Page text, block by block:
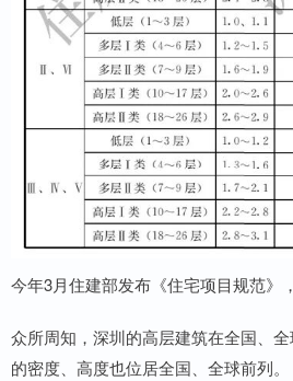
今年3月住建部发布《住宅项目规范》
众所周知，深圳的高层建筑在全国、
的密度、高度也位居全国、全球前列。